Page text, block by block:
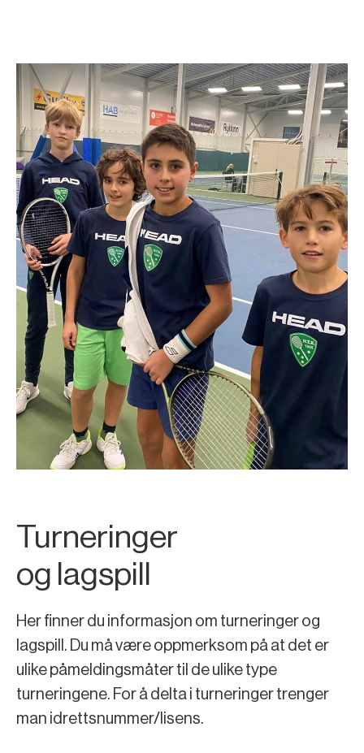
Turneringer
og lagspill
Her finner du informasjon om turneringer og
lagspill. Du må være oppmerksom på at det er
ulike påmeldingsmåter til de ulike type
turneringene. For å delta i turneringer trenger
man idrettsnummer/lisens.